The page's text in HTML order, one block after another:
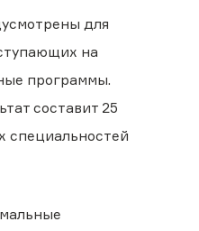
для
на
программы.
составит 25
специальностей